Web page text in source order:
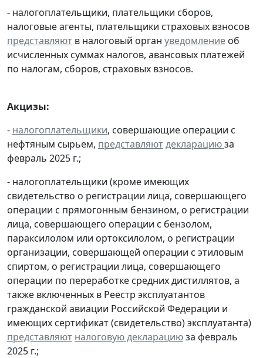
- налогоплательщики, плательщики сборов,
налоговые агенты, плательщики страховых взносов
представляют в налоговый орган уведомление об
исчисленных суммах налогов, авансовых платежей
по налогам, сборов, страховых взносов.
Акцизы:
- налогоплательщики, совершающие операции с
нефтяным сырьем, представляютдекларациюза
февраль 2025 г.;
- налогоплательщики (кроме имеющих
свидетельство о регистрации лица, совершающего
операции с прямогонным бензином, о регистрации
лица, совершающего операции с бензолом,
параксилолом или ортоксилолом, о регистрации
организации, совершающей операции с этиловым
спиртом, о регистрации лица, совершающего
операции по переработке средних дистиллятов, а
также включенных в Реестр эксплуатантов
гражданской авиации Российской Федерации и
имеющих сертификат (свидетельство) эксплуатанта)
представляют налоговую декларациюза февраль
2025 г.;